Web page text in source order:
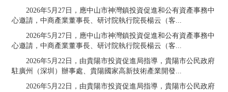
2026年5月27日，應中山市神灣鎮投資促進和公有資產事務中
心邀請，中商產業董事長、研讨院執行院長楊云（客...
2026年5月27日，應中山市神灣鎮投資促進和公有資產事務中
心邀請，中商產業董事長、研讨院執行院長楊云（客...
2026年5月22日，由貴陽市投資促進局指導，貴陽市公民政府
駐廣州（深圳）辦事處、貴陽國家高新技術產業開發...
2026年5月22日，由貴陽市投資促進局指導，貴陽市公民政府